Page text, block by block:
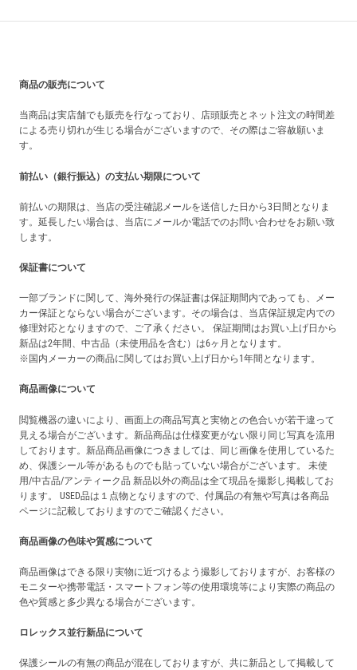
商品の販売について
当商品は実店舗でも販売を行なっており、店頭販売とネット注文の時間差
による売り切れが生じる場合がございますので、その際はご容赦願いま
す。
前払い（銀行振込）の支払い期限について
前払いの期限は、当店の受注確認メールを送信した日から3日間となりま
す。延長したい場合は、当店にメールか電話でのお問い合わせをお願い致
します。
保証書について
一部ブランドに関して、海外発行の保証書は保証期間内であっても、メー
カー保証とならない場合がございます。その場合は、当店保証規定内での
修理対応となりますので、ご了承ください。 保証期間はお買い上げ日から
新品は2年間、中古品（未使用品を含む）は6ヶ月となります。
※国内メーカーの商品に関してはお買い上げ日から1年間となります。
商品画像について
閲覧機器の違いにより、画面上の商品写真と実物との色合いが若干違って
見える場合がございます。新品商品は仕様変更がない限り同じ写真を流用
しております。新品商品画像につきましては、同じ画像を使用しているた
め、保護シール等があるものでも貼っていない場合がございます。 未使
用/中古品/アンティーク品 新品以外の商品は全て現品を撮影し掲載してお
ります。 USED品は１点物となりますので、付属品の有無や写真は各商品
ページに記載しておりますのでご確認ください。
商品画像の色味や質感について
商品画像はできる限り実物に近づけるよう撮影しておりますが、お客様の
モニターや携帯電話・スマートフォン等の使用環境等により実際の商品の
色や質感と多少異なる場合がございます。
ロレックス並行新品について
保護シールの有無の商品が混在しておりますが、共に新品として掲載して